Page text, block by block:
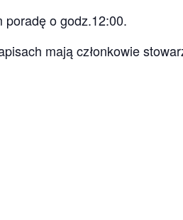
poradę o godz.12:00.
mają członkowie